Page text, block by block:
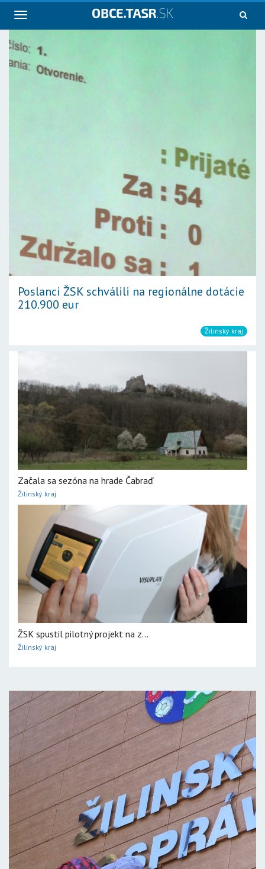
Navigácia
Poslanci ŽSK schválili na regionálne dotácie
210.900 eur
Žilinský kraj
Začala sa sezóna na hrade Čabraď
Žilinský kraj
ŽSK spustil pilotný projekt na z...
Žilinský kraj